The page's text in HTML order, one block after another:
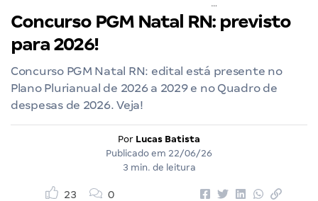
Concurso PGM Natal RN: previsto
para 2026!
Concurso PGM Natal RN: edital está presente no
Plano Plurianual de 2026 a 2029 e no Quadro de
despesas de 2026. Veja!
Por Lucas Batista
Publicado em 22/06/26
3 min. de leitura
23 0